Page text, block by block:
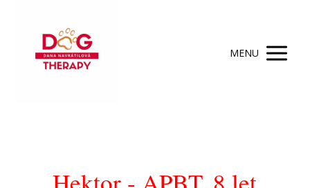
MENU